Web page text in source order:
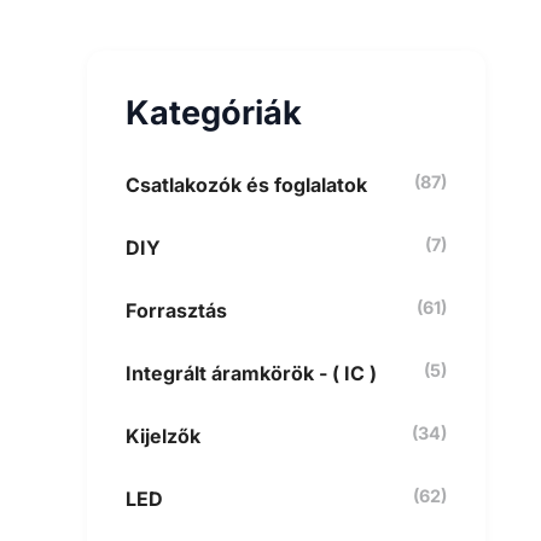
a
k
v
k
ő
e
Kategóriák
Csatlakozók és foglalatok (87)
DIY (7)
Forrasztás (61)
Integrált áramkörök - ( IC ) (5)
Kijelzők (34)
LED (62)